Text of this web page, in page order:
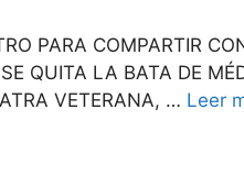
PARA COMPARTIR
QUITA LA BATA DE
VETERANA, … Leer